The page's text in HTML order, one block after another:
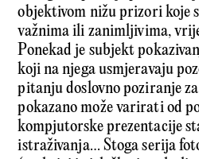
objektivom nižu prizori koje
važnima ili zanimljivima,
Ponekad je subjekt
koji na njega usmjeravaju
pitanju doslovno poziranje
pokazano može varirati od
kompjutorske prezentacije
istraživanja… Stoga serija